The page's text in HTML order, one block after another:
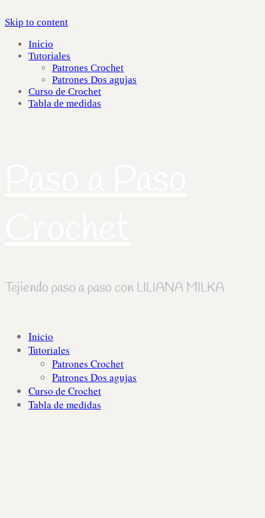
Skip to content
Inicio
Tutoriales
Patrones Crochet
Patrones Dos agujas
Curso de Crochet
Tabla de medidas
Tejiendo paso a paso con LILIANA MILKA
Inicio
Tutoriales
Patrones Crochet
Patrones Dos agujas
Curso de Crochet
Tabla de medidas